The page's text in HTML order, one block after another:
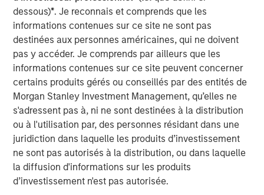
dessous)*. Je reconnais et comprends que les
informations contenues sur ce site ne sont pas
destinées aux personnes américaines, qui ne doivent
pas y accéder. Je comprends par ailleurs que les
informations contenues sur ce site peuvent concerner
certains produits gérés ou conseillés par des entités de
Morgan Stanley Investment Management, qu’elles ne
s'adressent pas à, ni ne sont destinées à la distribution
ou à l'utilisation par, des personnes résidant dans une
juridiction dans laquelle les produits d’investissement
ne sont pas autorisés à la distribution, ou dans laquelle
la diffusion d'informations sur les produits
d’investissement n'est pas autorisée.
OF THE RELEVANT LAWS OF SUCH JURISDICTION.
As of today, the offer document for the public delisting
tender offer (cash offer) of Kublai GmbH, Frankfurt am
Main, Germany, an affiliate of funds managed and
advised by Morgan Stanley Infrastructure Inc., to the
shareholders of Tele Columbus AG, Berlin, Germany, for
the acquisition of their registered no-par-value shares in
Tele Columbus AG (ISIN DE000TCAG172) as well as its
non-binding English convenience translation are available
for distribution free of charge at BNP Paribas Securities
Services S.C.A., Frankfurt Branch, Europa-Allee 12, 60327
Frankfurt am Main, Germany (requests to be made by
providing a complete address by fax to +49 69 1520 5277